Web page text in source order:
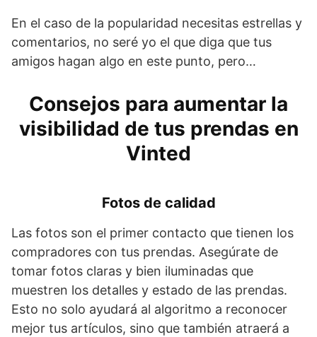
En el caso de la popularidad necesitas estrellas y
comentarios, no seré yo el que diga que tus
amigos hagan algo en este punto, pero…
Consejos para aumentar la
visibilidad de tus prendas en
Vinted
Fotos de calidad
Las fotos son el primer contacto que tienen los
compradores con tus prendas. Asegúrate de
tomar fotos claras y bien iluminadas que
muestren los detalles y estado de las prendas.
Esto no solo ayudará al algoritmo a reconocer
mejor tus artículos, sino que también atraerá a